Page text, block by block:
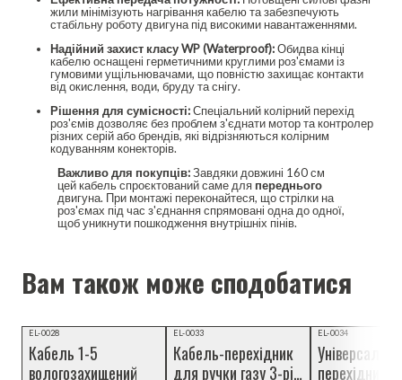
жили мінімізують нагрівання кабелю та забезпечують
стабільну роботу двигуна під високими навантаженнями.
Надійний захист класу WP (Waterproof):Обидва кінці
кабелю оснащені герметичними круглими роз'ємами із
гумовими ущільнювачами, що повністю захищає контакти
від окислення, води, бруду та снігу.
Рішення для сумісності:Спеціальний колірний перехід
роз'ємів дозволяє без проблем з'єднати мотор та контролер
різних серій або брендів, які відрізняються колірним
кодуванням конекторів.
Важливо для покупців:Завдяки довжині 160 см
цей кабель спроєктований саме для переднього
двигуна. При монтажі переконайтеся, що стрілки на
роз'ємах під час з'єднання спрямовані одна до одної,
щоб уникнути пошкодження внутрішніх пінів.
Вам також може сподобатися
НОВИНКА
EL-0028
Кабель 1-5
вологозахищений
EL-0033
Кабель-перехідник
для ручки газу 3-pin
EL-0034
перехідник